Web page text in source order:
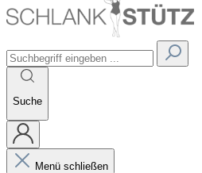
Suche
Menü schließen